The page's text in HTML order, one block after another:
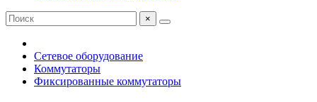
×
Сетевое оборудование
Коммутаторы
Фиксированные коммутаторы